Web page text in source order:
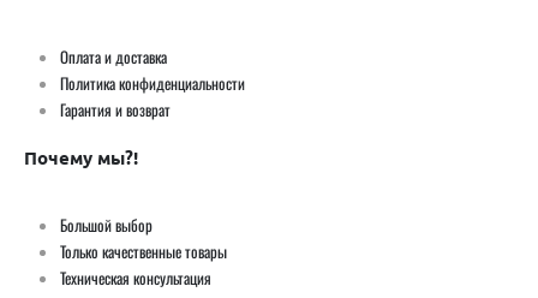
Оплата и доставка
Политика конфиденциальности
Гарантия и возврат
Почему мы?!
Большой выбор
Только качественные товары
Техническая консультация